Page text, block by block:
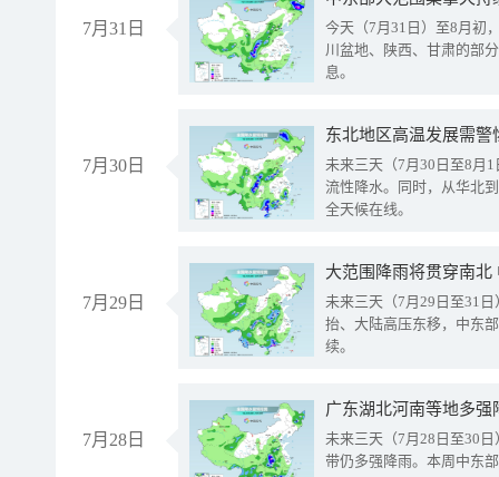
7月31日
今天（7月31日）至8月初
川盆地、陕西、甘肃的部
息。
7月30日
东北地区高温发展需
未来三天（7月30日至8月
流性降水。同时，从华北
全天候在线。
7月29日
大范围降雨将贯穿南
未来三天（7月29日至31
抬、大陆高压东移，中东
续。
7月28日
广东湖北河南等地多
未来三天（7月28日至30
带仍多强降雨。本周中东